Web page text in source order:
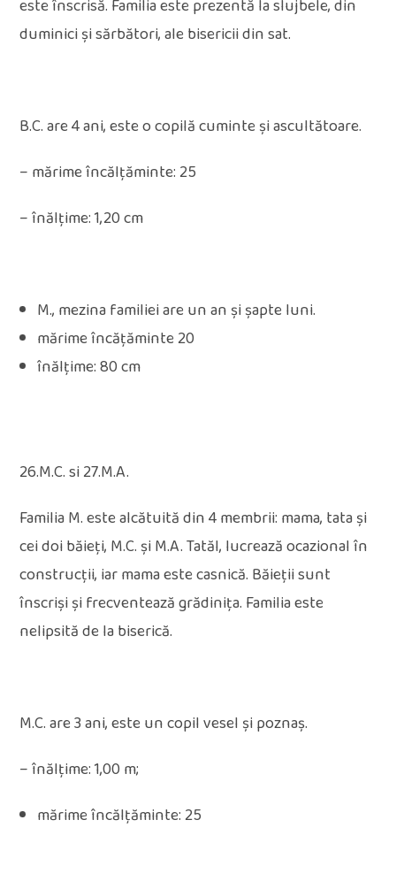
este înscrisă. Familia este prezentă la slujbele, din
duminici și sărbători, ale bisericii din sat.
B.C. are 4 ani, este o copilă cuminte și ascultătoare.
– mărime încălţăminte: 25
– înălțime: 1,20 cm
M., mezina familiei are un an și șapte luni.
mărime încățăminte 20
înălțime: 80 cm
26.M.C. si 27.M.A.
Familia M. este alcătuită din 4 membrii: mama, tata și
cei doi băieți, M.C. și M.A. Tatăl, lucrează ocazional în
construcții, iar mama este casnică. Băieții sunt
înscriși și frecventează grădinița. Familia este
nelipsită de la biserică.
M.C. are 3 ani, este un copil vesel și poznaș.
– înălţime: 1,00 m;
mărime încălţăminte: 25